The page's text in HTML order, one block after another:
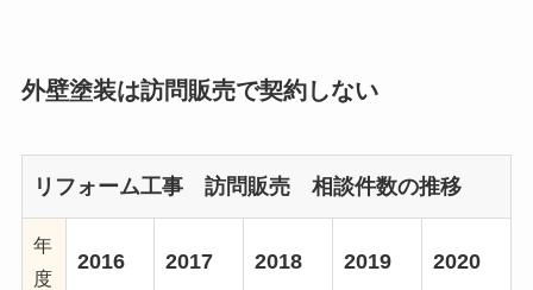
外壁塗装は訪問販売で契約しない
リフォーム工事 訪問販売 相談件数の推移
年
度
2016 2017 2018 2019 2020